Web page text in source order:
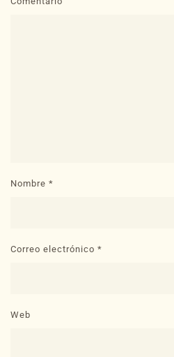
Nombre *
Correo electrónico *
Web